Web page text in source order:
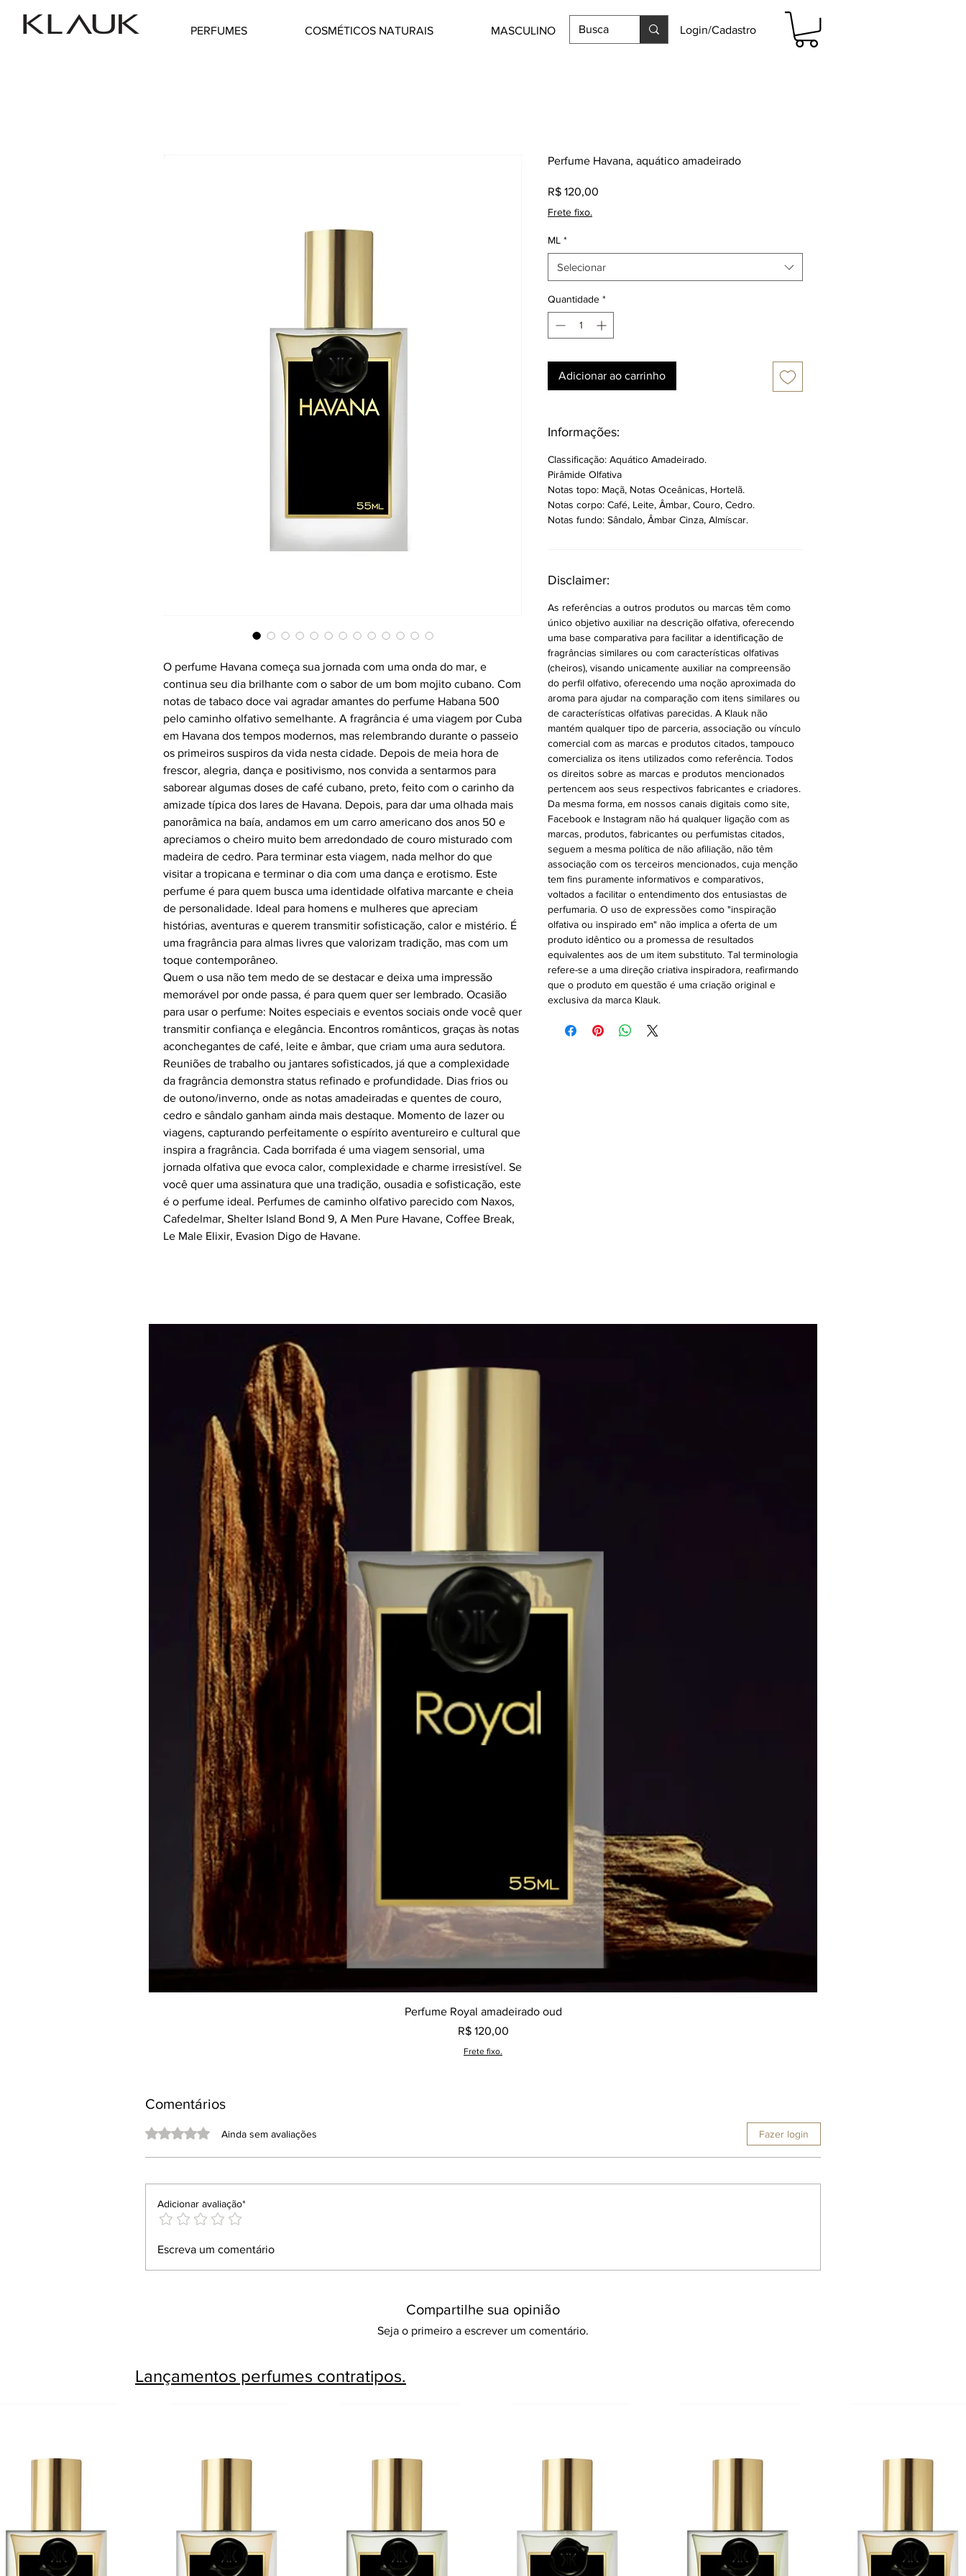
PERFUMES COSMÉTICOS NATURAIS MASCULINO Login/Cadastro
O perfume Havana começa sua jornada com uma onda do mar, e
continua seu dia brilhante com o sabor de um bom mojito cubano. Com
notas de tabaco doce vai agradar amantes do perfume Habana 500
pelo caminho olfativo semelhante. A fragrância é uma viagem por Cuba
em Havana dos tempos modernos, mas relembrando durante o passeio
os primeiros suspiros da vida nesta cidade. Depois de meia hora de
frescor, alegria, dança e positivismo, nos convida a sentarmos para
saborear algumas doses de café cubano, preto, feito com o carinho da
amizade típica dos lares de Havana. Depois, para dar uma olhada mais
panorâmica na baía, andamos em um carro americano dos anos 50 e
apreciamos o cheiro muito bem arredondado de couro misturado com
madeira de cedro. Para terminar esta viagem, nada melhor do que
visitar a tropicana e terminar o dia com uma dança e erotismo. Este
perfume é para quem busca uma identidade olfativa marcante e cheia
de personalidade. Ideal para homens e mulheres que apreciam
histórias, aventuras e querem transmitir sofisticação, calor e mistério. É
uma fragrância para almas livres que valorizam tradição, mas com um
toque contemporâneo.
Quem o usa não tem medo de se destacar e deixa uma impressão
memorável por onde passa, é para quem quer ser lembrado. Ocasião
para usar o perfume: Noites especiais e eventos sociais onde você quer
transmitir confiança e elegância. Encontros românticos, graças às notas
aconchegantes de café, leite e âmbar, que criam uma aura sedutora.
Reuniões de trabalho ou jantares sofisticados, já que a complexidade
da fragrância demonstra status refinado e profundidade. Dias frios ou
de outono/inverno, onde as notas amadeiradas e quentes de couro,
cedro e sândalo ganham ainda mais destaque. Momento de lazer ou
viagens, capturando perfeitamente o espírito aventureiro e cultural que
inspira a fragrância. Cada borrifada é uma viagem sensorial, uma
jornada olfativa que evoca calor, complexidade e charme irresistível. Se
você quer uma assinatura que una tradição, ousadia e sofisticação, este
é o perfume ideal. Perfumes de caminho olfativo parecido com Naxos,
Cafedelmar, Shelter Island Bond 9, A Men Pure Havane, Coffee Break,
Le Male Elixir, Evasion Digo de Havane.
Perfume Havana, aquático amadeirado
R$ 120,00
Frete fixo.
ML *
Selecionar
Quantidade *
Adicionar ao carrinho
Informações:
Classificação: Aquático Amadeirado.
Pirâmide Olfativa
Notas topo: Maçã, Notas Oceânicas, Hortelã.
Notas corpo: Café, Leite, Âmbar, Couro, Cedro.
Notas fundo: Sândalo, Âmbar Cinza, Almíscar.
Disclaimer:
As referências a outros produtos ou marcas têm como
único objetivo auxiliar na descrição olfativa, oferecendo
uma base comparativa para facilitar a identificação de
fragrâncias similares ou com características olfativas
(cheiros), visando unicamente auxiliar na compreensão
do perfil olfativo, oferecendo uma noção aproximada do
aroma para ajudar na comparação com itens similares ou
de características olfativas parecidas. A Klauk não
mantém qualquer tipo de parceria, associação ou vínculo
comercial com as marcas e produtos citados, tampouco
comercializa os itens utilizados como referência. Todos
os direitos sobre as marcas e produtos mencionados
pertencem aos seus respectivos fabricantes e criadores.
Da mesma forma, em nossos canais digitais como site,
Facebook e Instagram não há qualquer ligação com as
marcas, produtos, fabricantes ou perfumistas citados,
seguem a mesma política de não afiliação, não têm
associação com os terceiros mencionados, cuja menção
tem fins puramente informativos e comparativos,
voltados a facilitar o entendimento dos entusiastas de
perfumaria. O uso de expressões como "inspiração
olfativa ou inspirado em" não implica a oferta de um
produto idêntico ou a promessa de resultados
equivalentes aos de um item substituto. Tal terminologia
refere-se a uma direção criativa inspiradora, reafirmando
que o produto em questão é uma criação original e
exclusiva da marca Klauk.
Visualização rápida
Perfume Royal amadeirado oud
Preço
R$ 120,00
Frete fixo.
Comentários
Fazer login
Avaliado com 0 de 5 estrelas.Ainda sem avaliações
Adicionar avaliação*
Escreva um comentário
Compartilhe sua opinião
Seja o primeiro a escrever um comentário.
Lançamentos perfumes contratipos.